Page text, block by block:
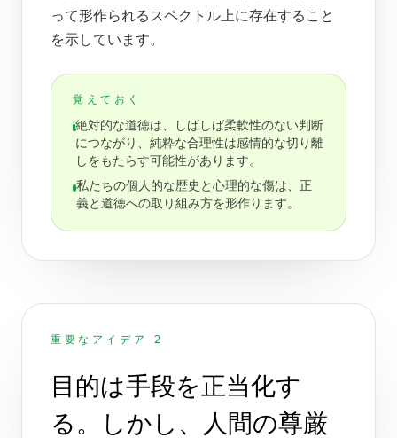
って形作られるスペクトル上に存在すること
を示しています。
覚えておく
絶対的な道徳は、しばしば柔軟性のない判断
につながり、純粋な合理性は感情的な切り離
しをもたらす可能性があります。
私たちの個人的な歴史と心理的な傷は、正
義と道徳への取り組み方を形作ります。
重要なアイデア 2
目的は手段を正当化す
る。しかし、人間の尊厳